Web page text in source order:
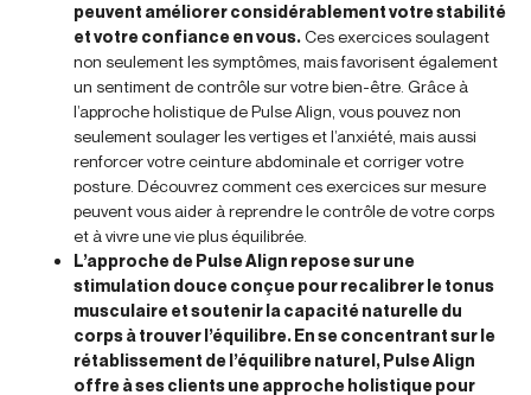
peuvent améliorer considérablement votre stabilité
et votre confiance en vous.Ces exercices soulagent
non seulement les symptômes, mais favorisent également
un sentiment de contrôle sur votre bien-être. Grâce à
l’approche holistique de Pulse Align, vous pouvez non
seulement soulager les vertiges et l’anxiété, mais aussi
renforcer votre ceinture abdominale et corriger votre
posture. Découvrez comment ces exercices sur mesure
peuvent vous aider à reprendre le contrôle de votre corps
et à vivre une vie plus équilibrée.
L’approche de Pulse Align repose sur une
stimulation douce conçue pour recalibrer le tonus
musculaire et soutenir la capacité naturelle du
corps à trouver l’équilibre. En se concentrant sur le
rétablissement de l’équilibre naturel, Pulse Align
offre à ses clients une approche holistique pour